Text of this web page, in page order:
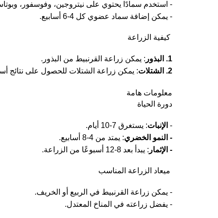
- استخدم سمادًا يحتوي على نيتروجين، وفوسفور،
- يمكن إضافة سماد عضوي كل 4-6 أسابيع.
كيفية الزراعة
1. البذور
: يمكن زراعة القرنبيط من البذور.
2. الشتلات
: يمكن زراعة الشتلات للحصول على نتائج
معلومات هامة
دورة الحياة
- الإنبات: يستغرق 7-10 أيام.
- النمو الخضري: يمتد من 4-8 أسابيع.
- الإثمار : يبدأ بعد 8-12 أسبوعًا من الزراعة.
ميعاد الزراعة المناسب
- يمكن زراعة القرنبيط في الربيع أو الخريف.
- يفضل زراعته في المناخ المعتدل.